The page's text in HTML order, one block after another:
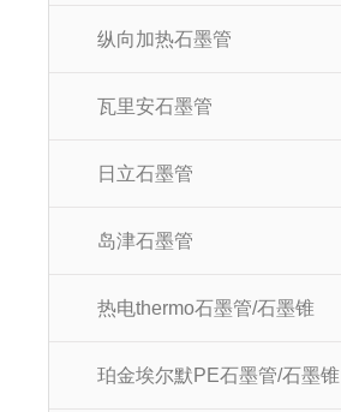
纵向加热石墨管
瓦里安石墨管
日立石墨管
岛津石墨管
热电thermo石墨管/石墨锥
珀金埃尔默PE石墨管/石墨锥